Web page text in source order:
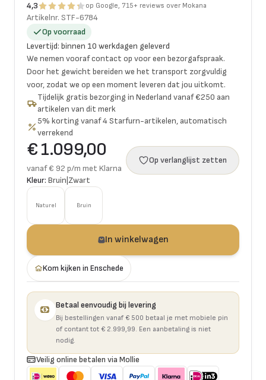
4,3 op Google, 715+ reviews over Mokana
Artikelnr. STF-6784
Op voorraad
Levertijd: binnen 10 werkdagen geleverd
We nemen vooraf contact op voor een bezorgafspraak.
Door het gewicht bereiden we het transport zorgvuldig
voor, zodat we op een moment leveren dat jou uitkomt.
Tijdelijk gratis bezorging in Nederland vanaf €250 aan
artikelen van dit merk
5% korting vanaf 4 Starfurn-artikelen, automatisch
verrekend
€ 1.099,00
vanaf € 92 p/m met Klarna
Op verlanglijst zetten
Kleur: Bruin|Zwart
Naturel Bruin
In winkelwagen
Kom kijken in Enschede
Betaal eenvoudig bij levering
Bij bestellingen vanaf € 500 betaal je met mobiele pin
of contant tot € 2.999,99. Een aanbetaling is niet
nodig.
Veilig online betalen via Mollie